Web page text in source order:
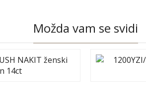
Možda vam se svidi